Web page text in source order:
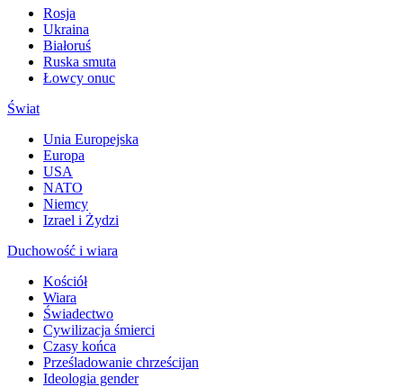
Rosja
Ukraina
Białoruś
Ruska smuta
Łowcy onuc
Świat
Unia Europejska
Europa
USA
NATO
Niemcy
Izrael i Żydzi
Duchowość i wiara
Kościół
Wiara
Świadectwo
Cywilizacja śmierci
Czasy końca
Prześladowanie chrześcijan
Ideologia gender